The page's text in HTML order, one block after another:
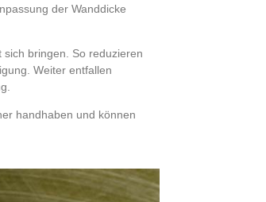
der Wanddicke
bringen. So reduzieren
Weiter entfallen
handhaben und können